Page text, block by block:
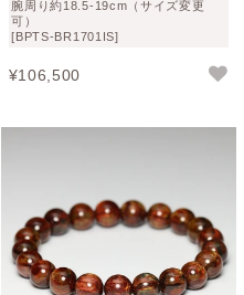
腕周り約18.5-19cm（サイズ変更
可）
[BPTS-BR1701IS]
¥106,500